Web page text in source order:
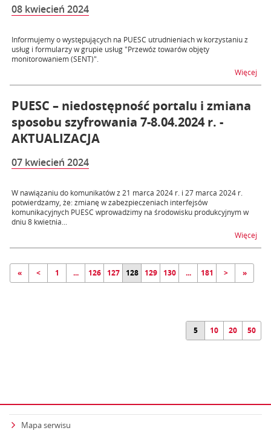
08 kwiecień 2024
Informujemy o występujących na PUESC utrudnieniach w korzystaniu z
usług i formularzy w grupie usług "Przewóz towarów objęty
monitorowaniem (SENT)".
Więcej
PUESC – niedostępność portalu i zmiana
sposobu szyfrowania 7-8.04.2024 r. -
AKTUALIZACJA
07 kwiecień 2024
W nawiązaniu do komunikatów z 21 marca 2024 r. i 27 marca 2024 r.
potwierdzamy, że: zmianę w zabezpieczeniach interfejsów
komunikacyjnych PUESC wprowadzimy na środowisku produkcyjnym w
dniu 8 kwietnia...
Więcej
« < 1 ... 126 127 128 129 130 ... 181 > »
5 10 20 50
Mapa serwisu